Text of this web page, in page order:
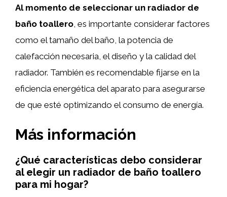
Al momento de seleccionar un radiador de
baño toallero , es importante considerar factores
como el tamaño del baño, la potencia de
calefacción necesaria, el diseño y la calidad del
radiador. También es recomendable fijarse en la
eficiencia energética del aparato para asegurarse
de que esté optimizando el consumo de energía.
Más información
¿Qué características debo considerar
al elegir un radiador de baño toallero
para mi hogar?